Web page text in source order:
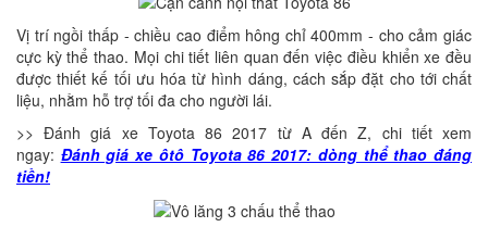
Vị trí ngồi thấp - chiều cao điểm hông chỉ 400mm - cho cảm giác
cực kỳ thể thao. Mọi chi tiết liên quan đến việc điều khiển xe đều
được thiết kế tối ưu hóa từ hình dáng, cách sắp đặt cho tới chất
liệu, nhằm hỗ trợ tối đa cho người lái.
>> Đánh giá xe Toyota 86 2017 từ A đến Z, chi tiết xem
ngay: Đánh giá xe ôtô Toyota 86 2017: dòng thể thao đáng
tiền!